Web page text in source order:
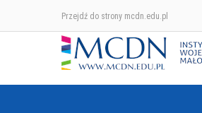
Przejdź do strony mcdn.edu.pl